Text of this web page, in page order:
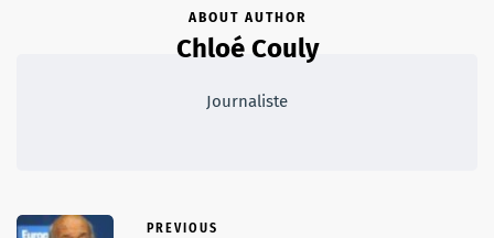
ABOUT AUTHOR
Chloé Couly
Journaliste
PREVIOUS